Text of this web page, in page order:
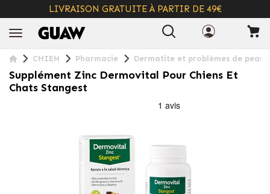
LIVRAISON GRATUITE À PARTIR DE 49€
CHIEN Pharmacie Dermatite et problèmes de peau
Supplément Zinc Dermovital Pour Chiens Et
Chats Stangest